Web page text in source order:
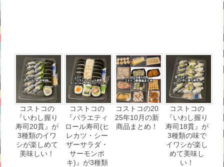
コストコの
『いわし握り
寿司20貫』が
3種類のイワ
シが楽しめて
美味しい！
コストコの
『バラエティ
ロール寿司(ヒ
レカツ・シー
ザーサラダ・
サーモンポ
キ)』が3種類
コストコの20
25年10月の新
商品まとめ！
コストコの
『いわし握り
寿司18貫』が
3種類の味で
イワシが楽し
めて美味し
い！